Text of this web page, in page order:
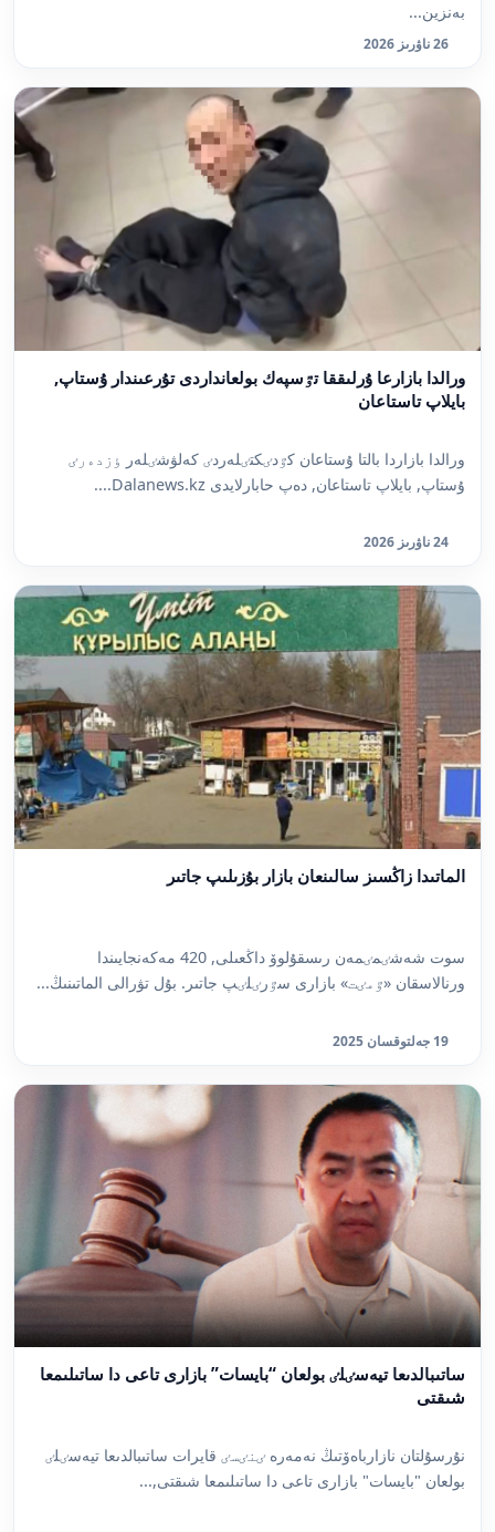
بەنزين...
26 ناۋرىز 2026
ورالدا بازارعا ۇرلىققا تٷسپەك بولعانداردى تۇرعىندار ۇستاپ,
بايلاپ تاستاعان
ورالدا بازاردا بالتا ۇستاعان كٷدٸكتٸلەردٸ كەلۋشٸلەر ٶزدەرٸ
ۇستاپ, بايلاپ تاستاعان, دەپ حابارلايدى Dalanews.kz....
24 ناۋرىز 2026
الماتىدا زاڭسىز سالىنعان بازار بۇزىلىپ جاتىر
سوت شەشٸمٸمەن رىسقۇلوۆ داڭعىلى, 420 مەكەنجايىندا
ورنالاسقان «ٷمٸت» بازارى سٷرٸلٸپ جاتىر. بۇل تۋرالى الماتىنىڭ...
19 جەلتوقسان 2025
ساتىبالدىعا تيەسٸلٸ بولعان “بايسات” بازارى تاعى دا ساتىلىمعا
شىقتى
نۇرسۇلتان نازارباەۆتىڭ نەمەرە ٸنٸسٸ قايرات ساتىبالدىعا تيەسٸلٸ
بولعان "بايسات" بازارى تاعى دا ساتىلىمعا شىقتى,...